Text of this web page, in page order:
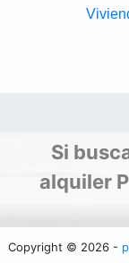
Si
alquiler
Copyright © 2026 -